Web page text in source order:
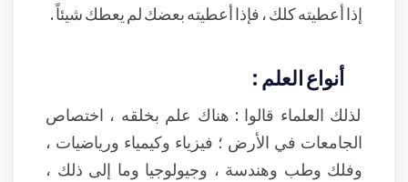
إذا أعطيته كلك ، فإذا أعطيته بعضك لم يعطك شيئاً .
أنواع العلم :
لذلك العلماء قالوا : هناك علم بخلقه ، اختصاص
الجامعات في الأرض ؛ فيزياء وكيمياء ورياضيات ،
وفلك وطب وهندسة ، وجيولوجيا وما إلى ذلك ،